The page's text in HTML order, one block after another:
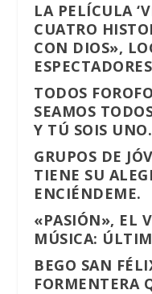
LA PELÍCULA
CUATRO
CON DIOS»,
TODOS
SEAMOS
Y TÚ SOIS
GRUPOS DE
TIENE SU
ENCIÉNDEME.
«PASIÓN», EL
MÚSICA:
BEGO SAN
FORMENTERA